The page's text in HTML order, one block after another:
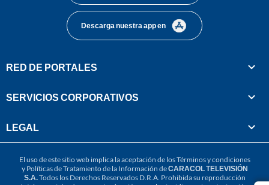
Descarga nuestra app en
RED DE PORTALES
SERVICIOS CORPORATIVOS
LEGAL
El uso de este sitio web implica la aceptación de losTérminos y condiciones
y Políticas de Tratamiento de la Información deCARACOL TELEVISIÓN
S.A.Todos los Derechos Reservados D.R.A. Prohibida su reproducción